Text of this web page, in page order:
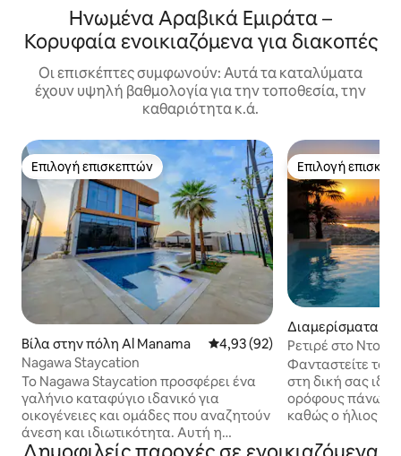
Ηνωμένα Αραβικά Εμιράτα –
Κορυφαία ενοικιαζόμενα για διακοπές
Οι επισκέπτες συμφωνούν: Αυτά τα καταλύματα
έχουν υψηλή βαθμολογία για την τοποθεσία, την
καθαριότητα κ.ά.
Επιλογή επισκεπτών
Επιλογή επισκεπτών
Βίλα στην πόλη Al Manama Μέση βαθμολογία: 4,93 στα 5,
4,93 (92)
Nagawa Staycation
Το Nagawa Staycation προσφέρει ένα
γαλήνιο καταφύγιο ιδανικό για
οικογένειες και ομάδες που αναζητούν
άνεση και ιδιωτικότητα. Αυτή η
ευρύχωρη βίλα 4 υπνοδωματίων
Επιλογή
Επιλογή
Διαμερίσματα σε
κία στην πόλη
Ρετιρέ στο
κατάλληλο για
υπνοδωμάτια
Φανταστείτε τον
στη δική σας
ορόφους πάνω
καθώς ο ήλιος
ΕΚΠΤΩΣΕΙΣ ΓΙΑ